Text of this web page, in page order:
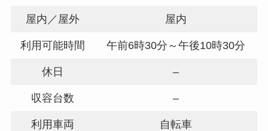
屋内／屋外 屋内
利用可能時間 午前6時30分～午後10時30分
休日 –
収容台数 –
利用車両 自転車